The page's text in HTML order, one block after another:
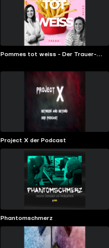
Pommes tot weiss - Der Trauer-
Project X der Podcast
Phantomschmerz